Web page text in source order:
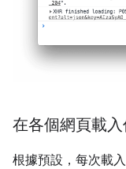
在各個網頁載
根據預設，每次載